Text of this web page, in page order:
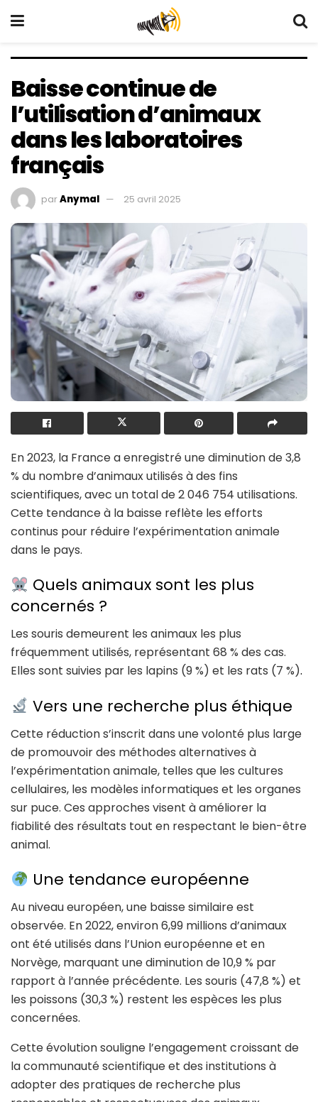
Baisse continue de
l’utilisation d’animaux
dans les laboratoires
français
parAnymal 25 avril 2025
En 2023, la France a enregistré une diminution de 3,8
% du nombre d’animaux utilisés à des fins
scientifiques, avec un total de 2 046 754 utilisations.
Cette tendance à la baisse reflète les efforts
continus pour réduire l’expérimentation animale
dans le pays.
Quels animaux sont les plus
concernés ?
Les souris demeurent les animaux les plus
fréquemment utilisés, représentant 68 % des cas.
Elles sont suivies par les lapins (9 %) et les rats (7 %).
Vers une recherche plus éthique
Cette réduction s’inscrit dans une volonté plus large
de promouvoir des méthodes alternatives à
l’expérimentation animale, telles que les cultures
cellulaires, les modèles informatiques et les organes
sur puce. Ces approches visent à améliorer la
fiabilité des résultats tout en respectant le bien-être
animal.​
Une tendance européenne
Au niveau européen, une baisse similaire est
observée. En 2022, environ 6,99 millions d’animaux
ont été utilisés dans l’Union européenne et en
Norvège, marquant une diminution de 10,9 % par
rapport à l’année précédente. Les souris (47,8 %) et
les poissons (30,3 %) restent les espèces les plus
concernées.
Cette évolution souligne l’engagement croissant de
la communauté scientifique et des institutions à
adopter des pratiques de recherche plus